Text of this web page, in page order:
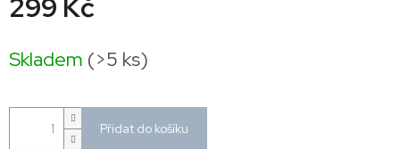
299 Kč
cena:
Skladem (>5 ks)
Přidat do košíku